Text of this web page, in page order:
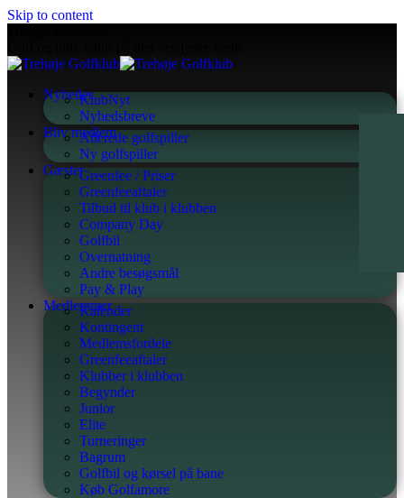
Skip to content
NyhederKlubNyt
Nyhedsbreve
Bliv medlemAllerede golfspiller
Ny golfspiller
GæsterGreenfee / Priser
Greenfeeaftaler
Tilbud til klub i klubben
Company Day
Golfbil
Overnatning
Andre besøgsmål
Pay & Play
Medlemmer
Kalender
Kontingent
Medlemsfordele
Greenfeeaftaler
Klubber i klubben
Begynder
Junior
Elite
Turneringer
Bagrum
Golfbil og kørsel på bane
Køb Golfamore